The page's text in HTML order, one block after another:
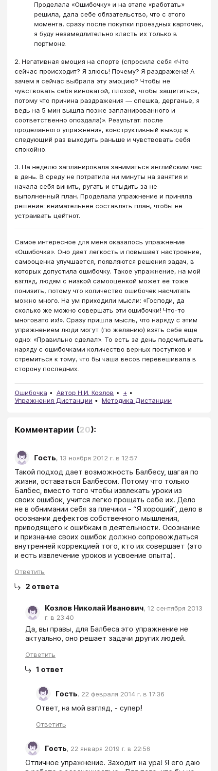
Проделала «Ошибочку» и на этапе «работать»
решила, дала себе обязательство, что с этого
момента, сразу после покупки проездных карточек,
я буду незамедлительно класть их только в
портмоне.
2. Негативная эмоция на спорте (спросила себя «Что
сейчас происходит? Я злюсь! Почему? Я раздражена! А
зачем я сейчас выбрала эту эмоцию? Чтобы не
чувствовать себя виноватой, плохой, чтобы защититься,
потому что причина раздражения — спешка, дерганье, я
ведь на 5 мин вышла позже запланированного и
соответственно опоздала)». Результат: после
проделанного упражнения, конструктивный вывод: в
следующий раз выходить раньше и чувствовать себя
спокойно.
3. На неделю запланировала заниматься английским час
в день. В среду не потратила ни минуты на занятия и
начала себя винить, ругать и стыдить за не
выполненный план. Проделала упражнение и приняла
решение: внимательнее составлять план, чтобы не
устраивать цейтнот.
Самое интересное для меня оказалось упражнение
«Ошибочка». Оно дает легкость и повышает настроение,
самооценка улучшается, появляются решения задач, в
которых допустила ошибочку. Такое упражнение, на мой
взгляд, людям с низкой самооценкой может ее тоже
понизить, потому что количество ошибочек насчитать
можно много. На ум приходили мысли: «Господи, да
сколько же можно совершать эти ошибочки! Что-то
многовато их!». Сразу пришла мысль, что наряду с этим
упражнением люди могут (по желанию) взять себе еще
одно: «Правильно сделал». То есть за день подсчитывать
наряду с ошибочками количество верных поступков и
стремиться к тому, что бы чаша весов перевешивала в
сторону последних.
Ошибочка Автор Н.И. Козлов
+
Упражнения Дистанции
Методика Дистанции
Комментарии (20):
Гость, 13 ноября 2012 г. в 12:57
Такой подход дает возможность Балбесу, шагая по
жизни, оставаться Балбесом. Потому что только
Балбес, вместо того чтобы извлекать уроки из
своих ошибок, учится легко прощать себе их. Дело
не в обнимании себя за плечики - “Я хороший“, дело в
осознании дефектов собственного мышления,
приводящего к ошибкам в деятельности. Осознание
и признание своих ошибок должно сопровождаться
внутренней коррекцией того, кто их совершает (это
и есть извлечение уроков и усвоение опыта).
Ответить
2 ответа
Козлов Николай Иванович, 12 сентября 2013
г. в 23:40
Да, вы правы, для Балбеса это упражнение не
актуально, оно решает задачи других людей.
Ответить
1 ответ
Гость, 22 февраля 2014 г. в 17:36
Ответ, на мой взгляд, - супер!
Ответить
Гость, 22 января 2019 г. в 22:56
Отличное упражнение. Заходит на ура! Я его даю